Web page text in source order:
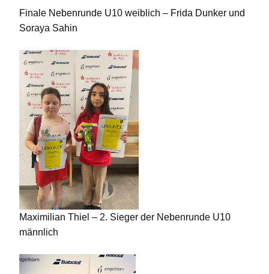
Finale Nebenrunde U10 weiblich – Frida Dunker und
Soraya Sahin
Maximilian Thiel – 2. Sieger der Nebenrunde U10
männlich